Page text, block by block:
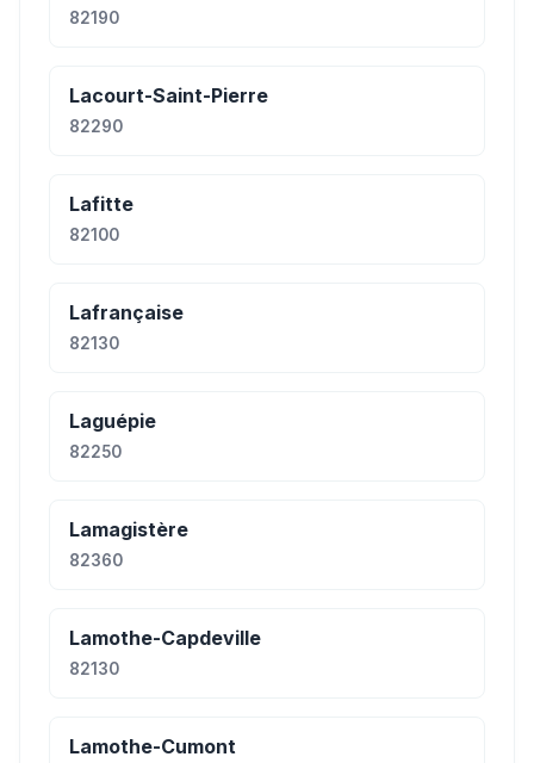
82190
Lacourt-Saint-Pierre
82290
Lafitte
82100
Lafrançaise
82130
Laguépie
82250
Lamagistère
82360
Lamothe-Capdeville
82130
Lamothe-Cumont